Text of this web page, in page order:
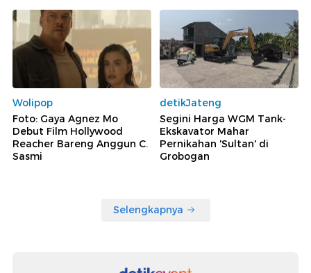
Wolipop
Foto: Gaya Agnez Mo
Debut Film Hollywood
Reacher Bareng Anggun C.
Sasmi
detikJateng
Segini Harga WGM Tank-
Ekskavator Mahar
Pernikahan 'Sultan' di
Grobogan
Selengkapnya